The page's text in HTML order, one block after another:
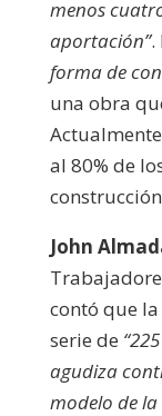
menos
aportación”.
forma de
una obra
al 80% de
John
contó que
serie de
agudiza
modelo de